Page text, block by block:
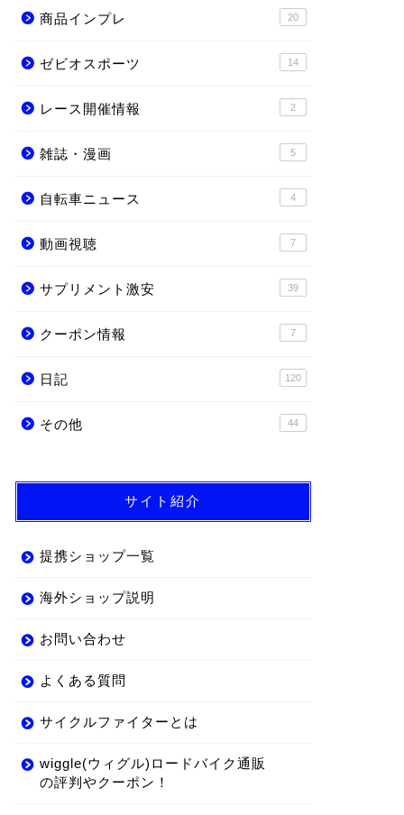
商品インプレ 20
ゼビオスポーツ 14
レース開催情報 2
雑誌・漫画 5
自転車ニュース 4
動画視聴 7
サプリメント激安 39
クーポン情報 7
日記 120
その他 44
サイト紹介
提携ショップ一覧
海外ショップ説明
お問い合わせ
よくある質問
サイクルファイターとは
wiggle(ウィグル)ロードバイク通販
の評判やクーポン！